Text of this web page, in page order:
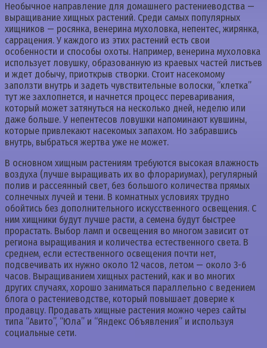
Необычное направление для домашнего растениеводства —
выращивание хищных растений. Среди самых популярных
хищников — росянка, венерина мухоловка, непентес, жирянка,
саррацения. У каждого из этих растений есть свои
особенности и способы охоты. Например, венерина мухоловка
использует ловушку, образованную из краевых частей листьев
и ждет добычу, приоткрыв створки. Стоит насекомому
заползти внутрь и задеть чувствительные волоски, “клетка”
тут же захлопнется, и начнется процесс переваривания,
который может затянуться на несколько дней, неделю или
даже больше. У непентесов ловушки напоминают кувшины,
которые привлекают насекомых запахом. Но забравшись
внутрь, выбраться жертва уже не может.
В основном хищным растениям требуются высокая влажность
воздуха (лучше выращивать их во флорариумах), регулярный
полив и рассеянный свет, без большого количества прямых
солнечных лучей и тени. В комнатных условиях трудно
обойтись без дополнительного искусственного освещения. С
ним хищники будут лучше расти, а семена будут быстрее
прорастать. Выбор ламп и освещения во многом зависит от
региона выращивания и количества естественного света. В
среднем, если естественного освещения почти нет,
подсвечивать их нужно около 12 часов, летом — около 3-6
часов. Выращиванием хищных растений, как и во многих
других случаях, хорошо заниматься параллельно с ведением
блога о растениеводстве, который повышает доверие к
продавцу. Продавать хищные растения можно через сайты
типа “Авито”, “Юла” и “Яндекс Объявления” и используя
социальные сети.